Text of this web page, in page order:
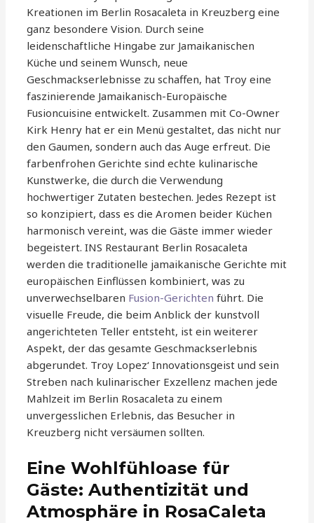
Kreationen im Berlin Rosacaleta in Kreuzberg eine
ganz besondere Vision. Durch seine
leidenschaftliche Hingabe zur Jamaikanischen
Küche und seinem Wunsch, neue
Geschmackserlebnisse zu schaffen, hat Troy eine
faszinierende Jamaikanisch-Europäische
Fusioncuisine entwickelt. Zusammen mit Co-Owner
Kirk Henry hat er ein Menü gestaltet, das nicht nur
den Gaumen, sondern auch das Auge erfreut. Die
farbenfrohen Gerichte sind echte kulinarische
Kunstwerke, die durch die Verwendung
hochwertiger Zutaten bestechen. Jedes Rezept ist
so konzipiert, dass es die Aromen beider Küchen
harmonisch vereint, was die Gäste immer wieder
begeistert. INS Restaurant Berlin Rosacaleta
werden die traditionelle jamaikanische Gerichte mit
europäischen Einflüssen kombiniert, was zu
unverwechselbaren Fusion-Gerichten führt. Die
visuelle Freude, die beim Anblick der kunstvoll
angerichteten Teller entsteht, ist ein weiterer
Aspekt, der das gesamte Geschmackserlebnis
abgerundet. Troy Lopez‘ Innovationsgeist und sein
Streben nach kulinarischer Exzellenz machen jede
Mahlzeit im Berlin Rosacaleta zu einem
unvergesslichen Erlebnis, das Besucher in
Kreuzberg nicht versäumen sollten.
Eine Wohlfühloase für
Gäste: Authentizität und
Atmosphäre in RosaCaleta